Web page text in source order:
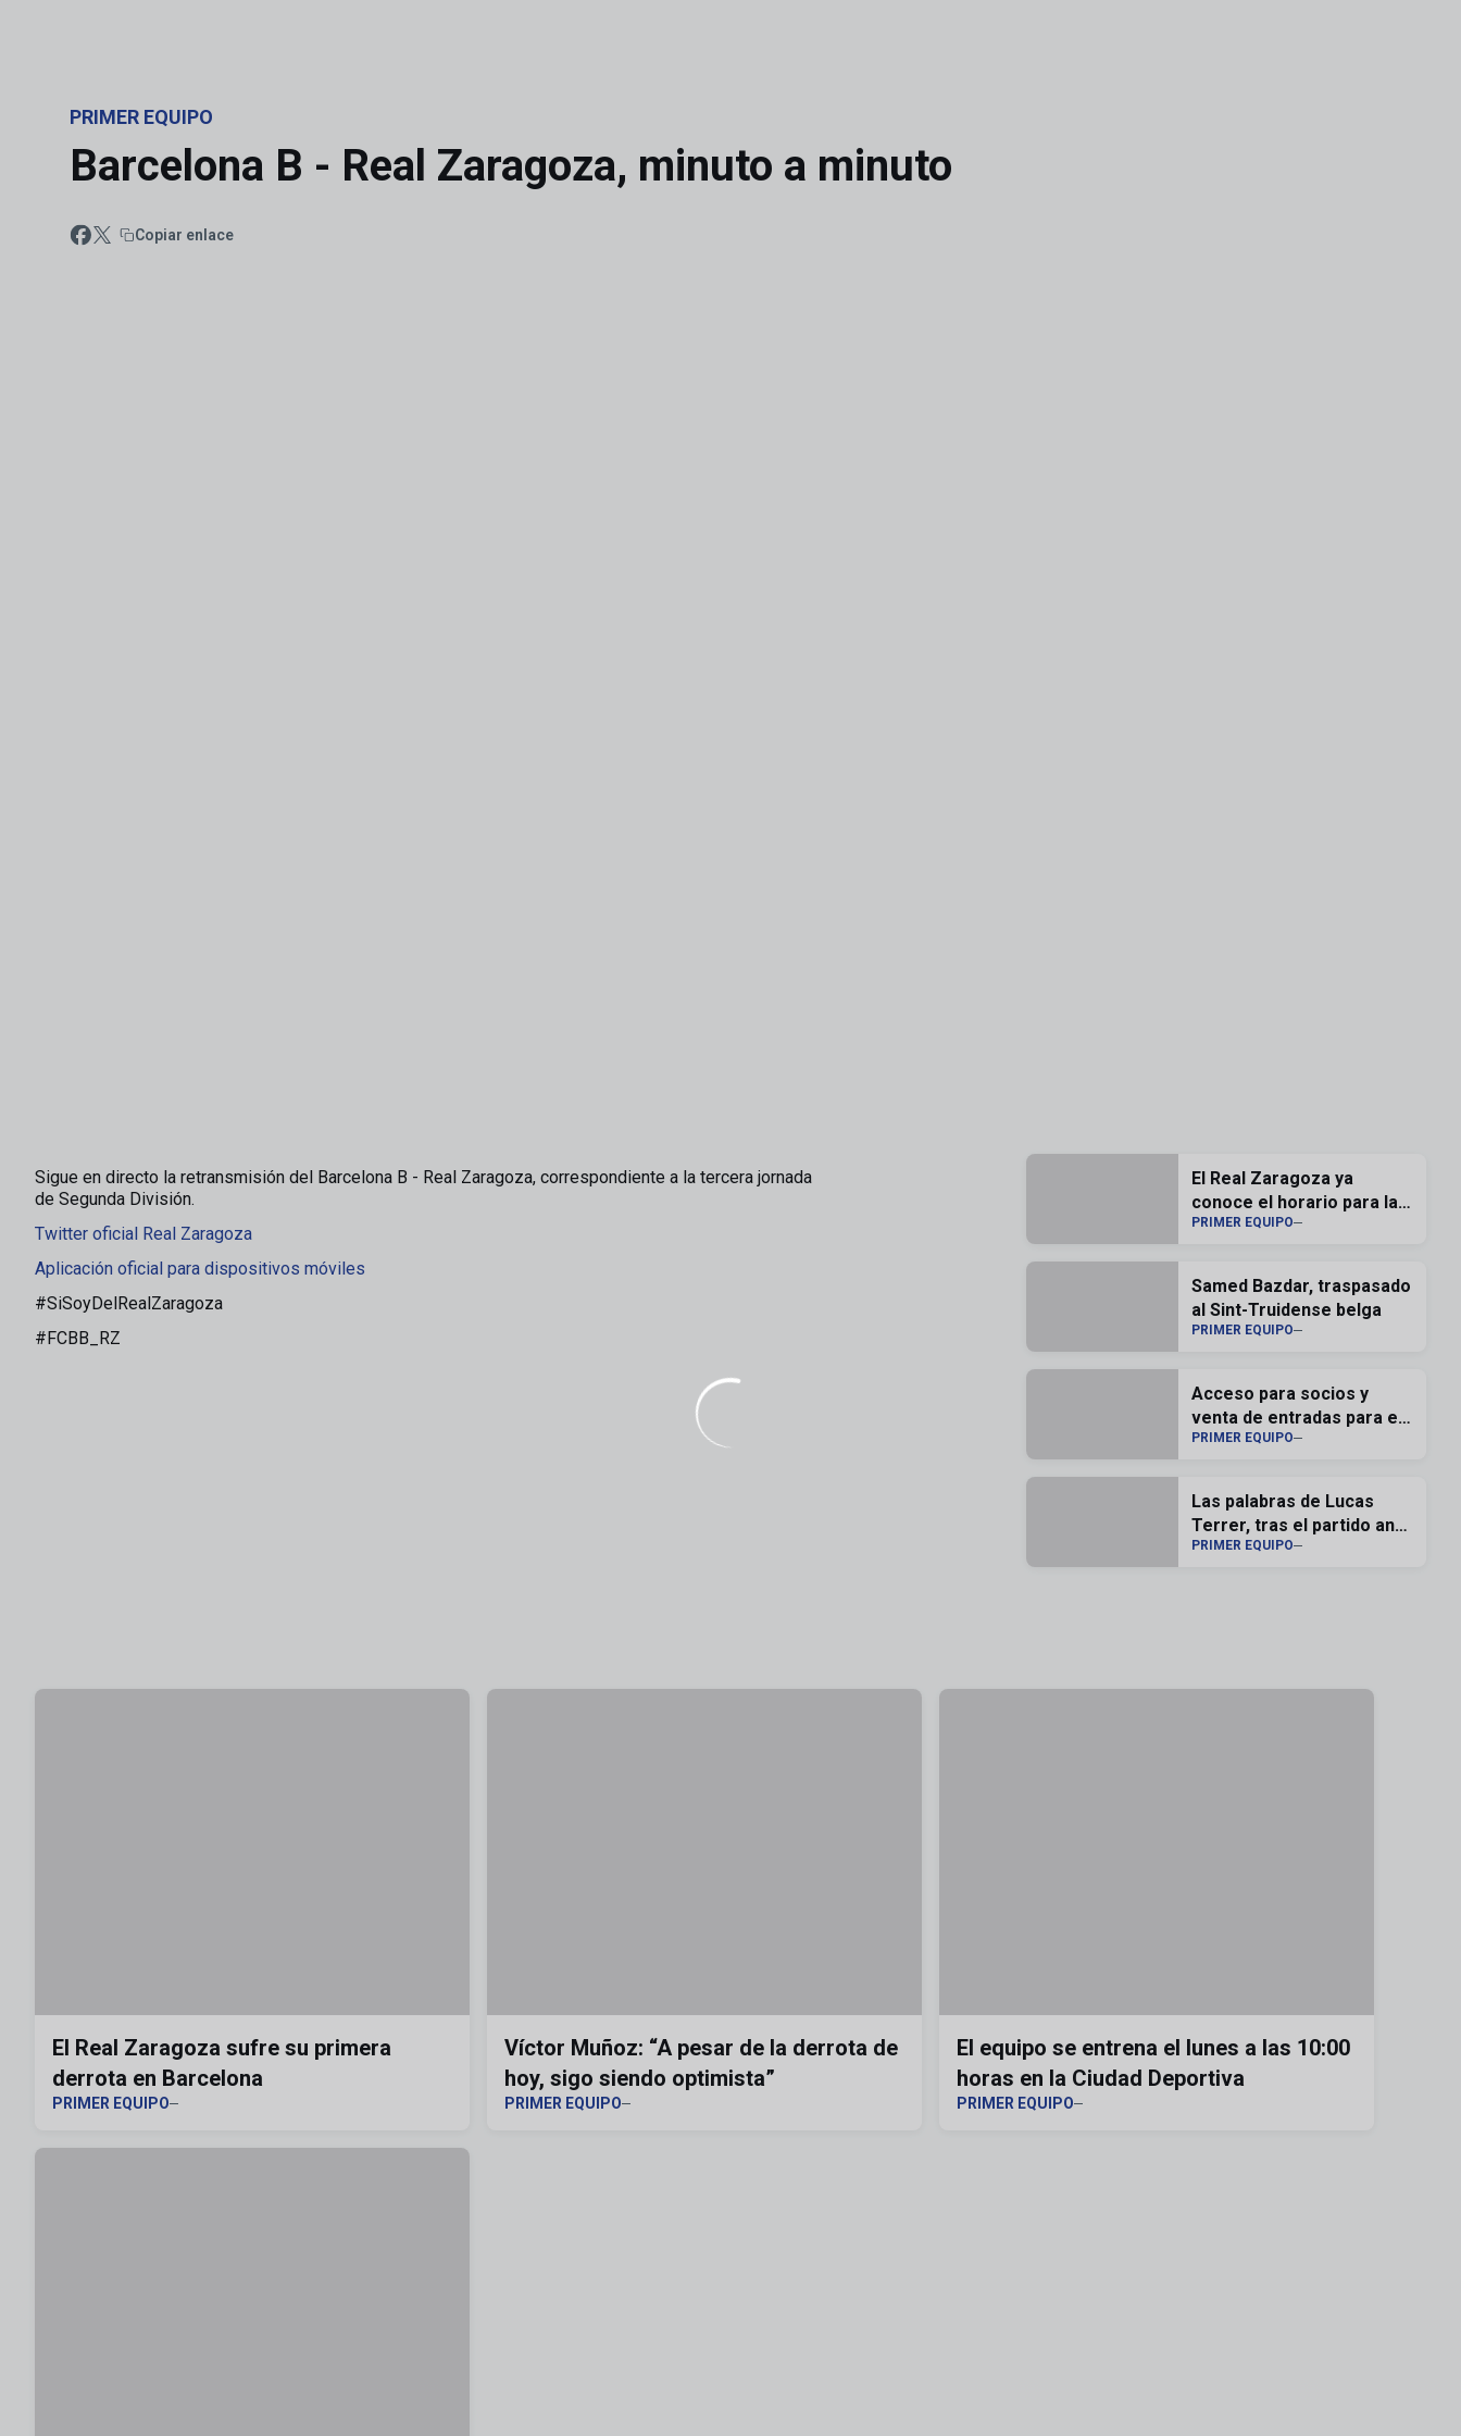
PRIMER EQUIPO
Barcelona B - Real Zaragoza, minuto a minuto
Copiar enlace
Sigue en directo la retransmisión del Barcelona B - Real Zaragoza, correspondiente a la tercera jornada
de Segunda División.
Twitter oficial Real Zaragoza
Aplicación oficial para dispositivos móviles
#SiSoyDelRealZaragoza
#FCBB_RZ
El Real Zaragoza ya
conoce el horario para la
segunda jornada de liga
PRIMER EQUIPO
Samed Bazdar, traspasado
al Sint-Truidense belga
PRIMER EQUIPO
Acceso para socios y
venta de entradas para el
Memorial Carlos Lapetra
PRIMER EQUIPO
Las palabras de Lucas
Terrer, tras el partido ante
el Andorra
PRIMER EQUIPO
El Real Zaragoza sufre su primera
derrota en Barcelona
PRIMER EQUIPO
Víctor Muñoz: “A pesar de la derrota de
hoy, sigo siendo optimista”
PRIMER EQUIPO
El equipo se entrena el lunes a las 10:00
horas en la Ciudad Deportiva
PRIMER EQUIPO